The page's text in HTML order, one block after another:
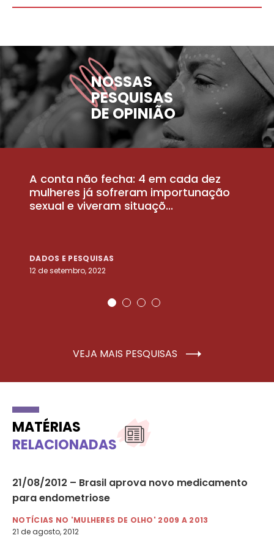
NOSSAS
PESQUISAS
DE OPINIÃO
A conta não fecha: 4 em cada dez
mulheres já sofreram importunação
sexual e viveram situaçõ...
DADOS E PESQUISAS
12 de setembro, 2022
VEJA MAIS PESQUISAS
MATÉRIAS
RELACIONADAS
21/08/2012 – Brasil aprova novo medicamento
para endometriose
NOTÍCIAS NO 'MULHERES DE OLHO' 2009 A 2013
21 de agosto, 2012